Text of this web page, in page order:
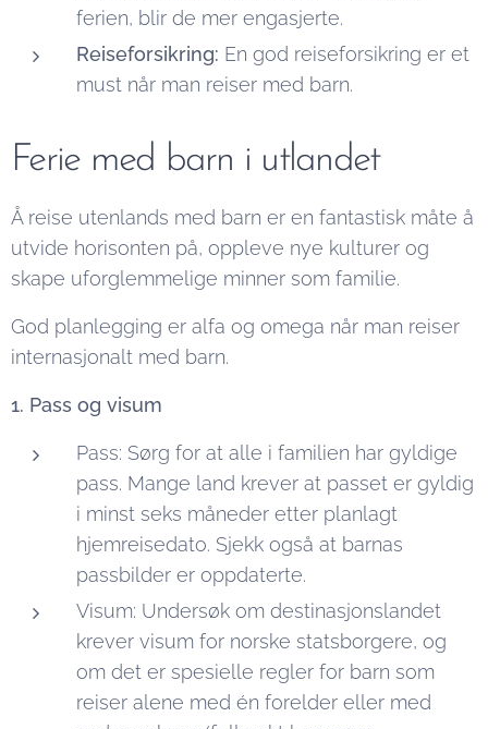
ferien, blir de mer engasjerte.
Reiseforsikring: En god reiseforsikring er et
must når man reiser med barn.
Ferie med barn i utlandet
Å reise utenlands med barn er en fantastisk måte å
utvide horisonten på, oppleve nye kulturer og
skape uforglemmelige minner som familie.
God planlegging er alfa og omega når man reiser
internasjonalt med barn.
1. Pass og visum
Pass: Sørg for at alle i familien har gyldige
pass. Mange land krever at passet er gyldig
i minst seks måneder etter planlagt
hjemreisedato. Sjekk også at barnas
passbilder er oppdaterte.
Visum: Undersøk om destinasjonslandet
krever visum for norske statsborgere, og
om det er spesielle regler for barn som
reiser alene med én forelder eller med